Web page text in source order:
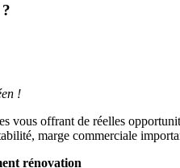
!
vous offrant de réelles
marge commerciale
rénovation